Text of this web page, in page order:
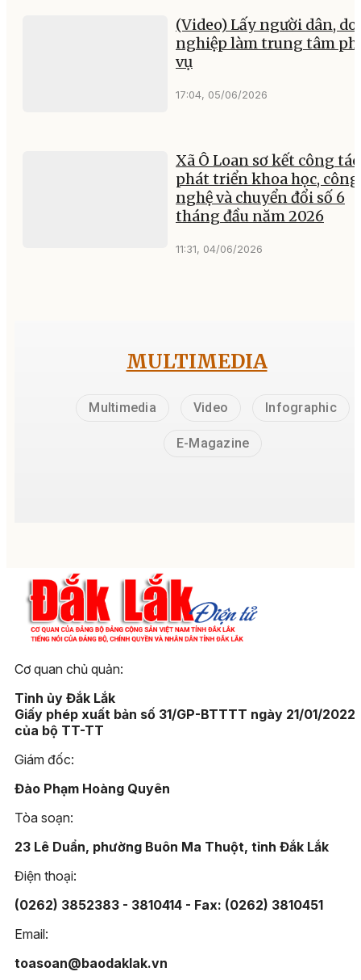
(Video) Lấy người dân,
nghiệp làm trung tâm
vụ
17:04, 05/06/2026
Xã Ô Loan sơ kết công tác
phát triển khoa học, công
nghệ và chuyển đổi số 6
tháng đầu năm 2026
11:31, 04/06/2026
MULTIMEDIA
Multimedia Video Infographic
E-Magazine
Cơ quan chủ quản:
Tỉnh ủy Đắk Lắk
Giấy phép xuất bản số 31/GP-BTTTT ngày 21/01/2022
của bộ TT-TT
Giám đốc:
Đào Phạm Hoàng Quyên
Tòa soạn:
23 Lê Duẩn, phường Buôn Ma Thuột, tỉnh Đắk Lắk
Điện thoại:
(0262) 3852383 - 3810414 - Fax: (0262) 3810451
Email:
toasoan@baodaklak.vn